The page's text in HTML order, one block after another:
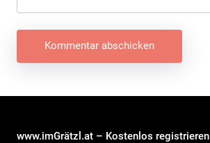
www.imGrätzl.at – Kostenlos registrieren